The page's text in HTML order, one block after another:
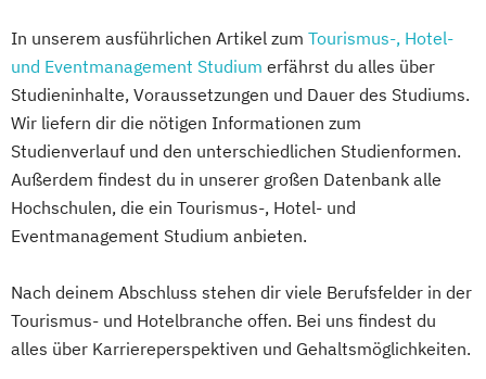
In unserem ausführlichen Artikel zum Tourismus-, Hotel-
und Eventmanagement Studium erfährst du alles über
Studieninhalte, Voraussetzungen und Dauer des Studiums.
Wir liefern dir die nötigen Informationen zum
Studienverlauf und den unterschiedlichen Studienformen.
Außerdem findest du in unserer großen Datenbank alle
Hochschulen, die ein Tourismus-, Hotel- und
Eventmanagement Studium anbieten.
Nach deinem Abschluss stehen dir viele Berufsfelder in der
Tourismus- und Hotelbranche offen. Bei uns findest du
alles über Karriereperspektiven und Gehaltsmöglichkeiten.